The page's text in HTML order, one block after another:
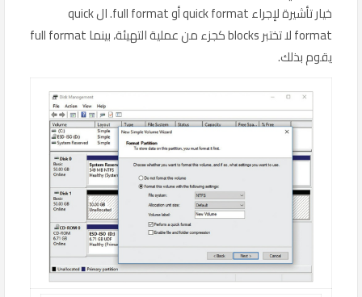
خيار تأشيرة لإجراء quick format أو full format. ال quick
format لا تختبر blocks كجزء من عملية التهيئة، بينما full format
يقوم بذلك.